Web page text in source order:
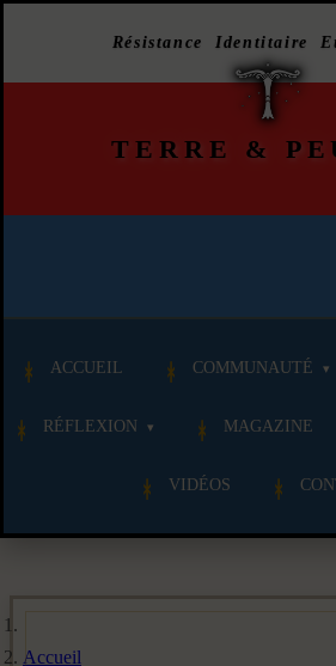
Résistance Identitaire
TERRE &
ACCUEIL COMMUNAUTÉ
RÉFLEXION MAGAZINE
VIDÉOS
Accueil